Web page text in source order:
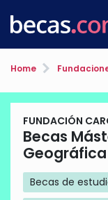
Home
FUNDACIÓN
Becas
Becas de